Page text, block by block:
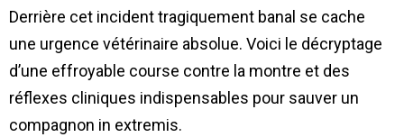
Derrière cet incident tragiquement banal se cache
une urgence vétérinaire absolue. Voici le décryptage
d’une effroyable course contre la montre et des
réflexes cliniques indispensables pour sauver un
compagnon in extremis.